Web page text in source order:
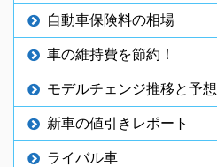
自動車保険料の相場
車の維持費を節約！
モデルチェンジ推移と予想
新車の値引きレポート
ライバル車